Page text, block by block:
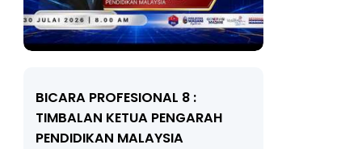
BICARA PROFESIONAL 8 :
TIMBALAN KETUA PENGARAH
PENDIDIKAN MALAYSIA